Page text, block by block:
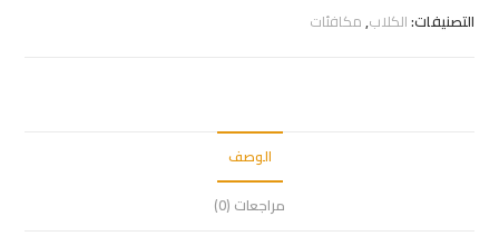
التصنيفات:الكلاب,مكافئات
الوصف
مراجعات (0)